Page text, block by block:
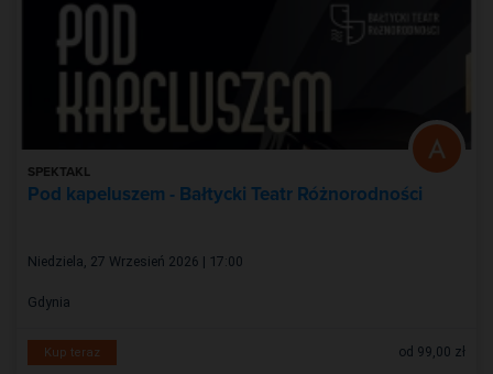
SPEKTAKL
Pod kapeluszem - Bałtycki Teatr Różnorodności
Niedziela, 27 Wrzesień 2026 | 17:00
Gdynia
Kup teraz od 99,00 zł